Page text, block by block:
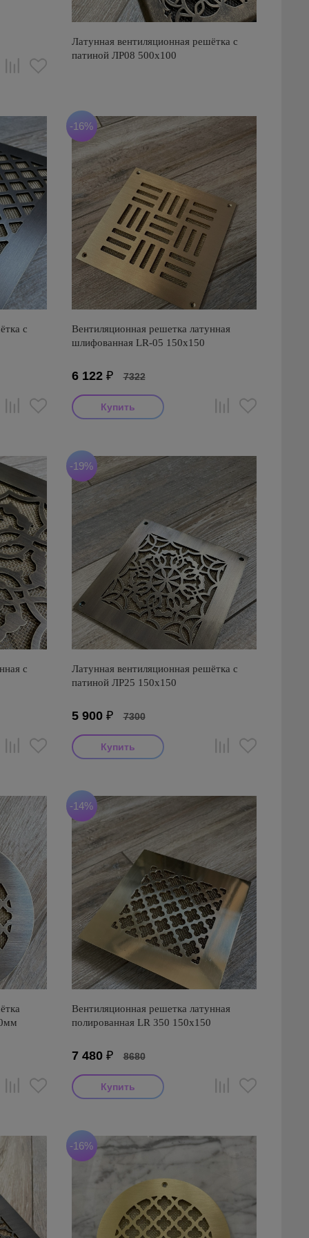
Латунная вентиляционная решётка с
патиной ЛР08 500х100
с
-16%
Вентиляционная решетка латунная
шлифованная LR-05 150х150
6 122₽ 7322
с
-19%
Латунная вентиляционная решётка с
патиной ЛР25 150х150
5 900₽ 7300
-14%
Вентиляционная решетка латунная
полированная LR 350 150х150
7 480₽ 8680
-16%